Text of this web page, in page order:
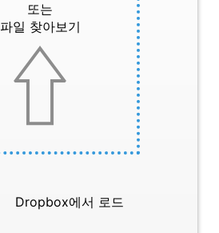
또는
파일 찾아보기
Dropbox에서 로드